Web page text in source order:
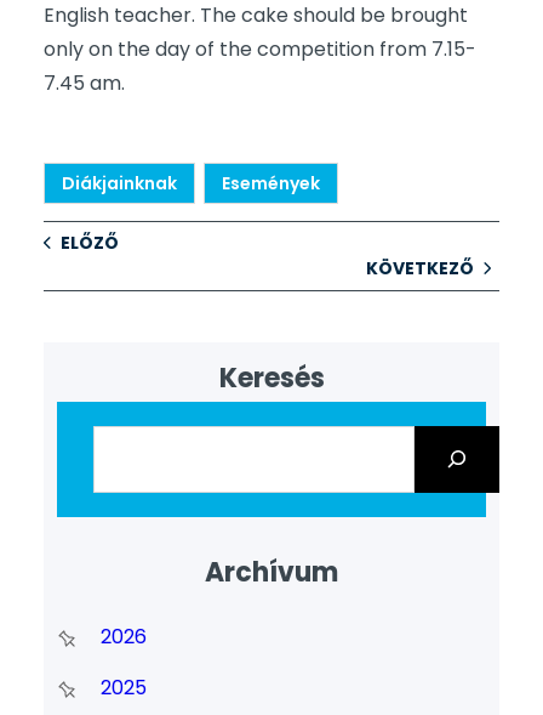
English teacher. The cake should be brought
only on the day of the competition from 7.15-
7.45 am.
Diákjainknak Események
ELŐZŐ
KÖVETKEZŐ
Keresés
Archívum
2026
2025